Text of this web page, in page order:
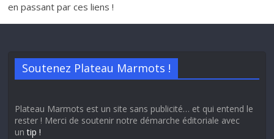
en passant par ces liens !
Soutenez Plateau Marmots !
Plateau Marmots est un site sans publicité… et qui entend le
rester ! Merci de soutenir notre démarche éditoriale avec
untip !